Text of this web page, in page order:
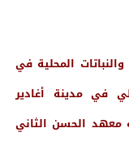
المحلية في
في مدينة أغادير
معهد الحسن الثاني